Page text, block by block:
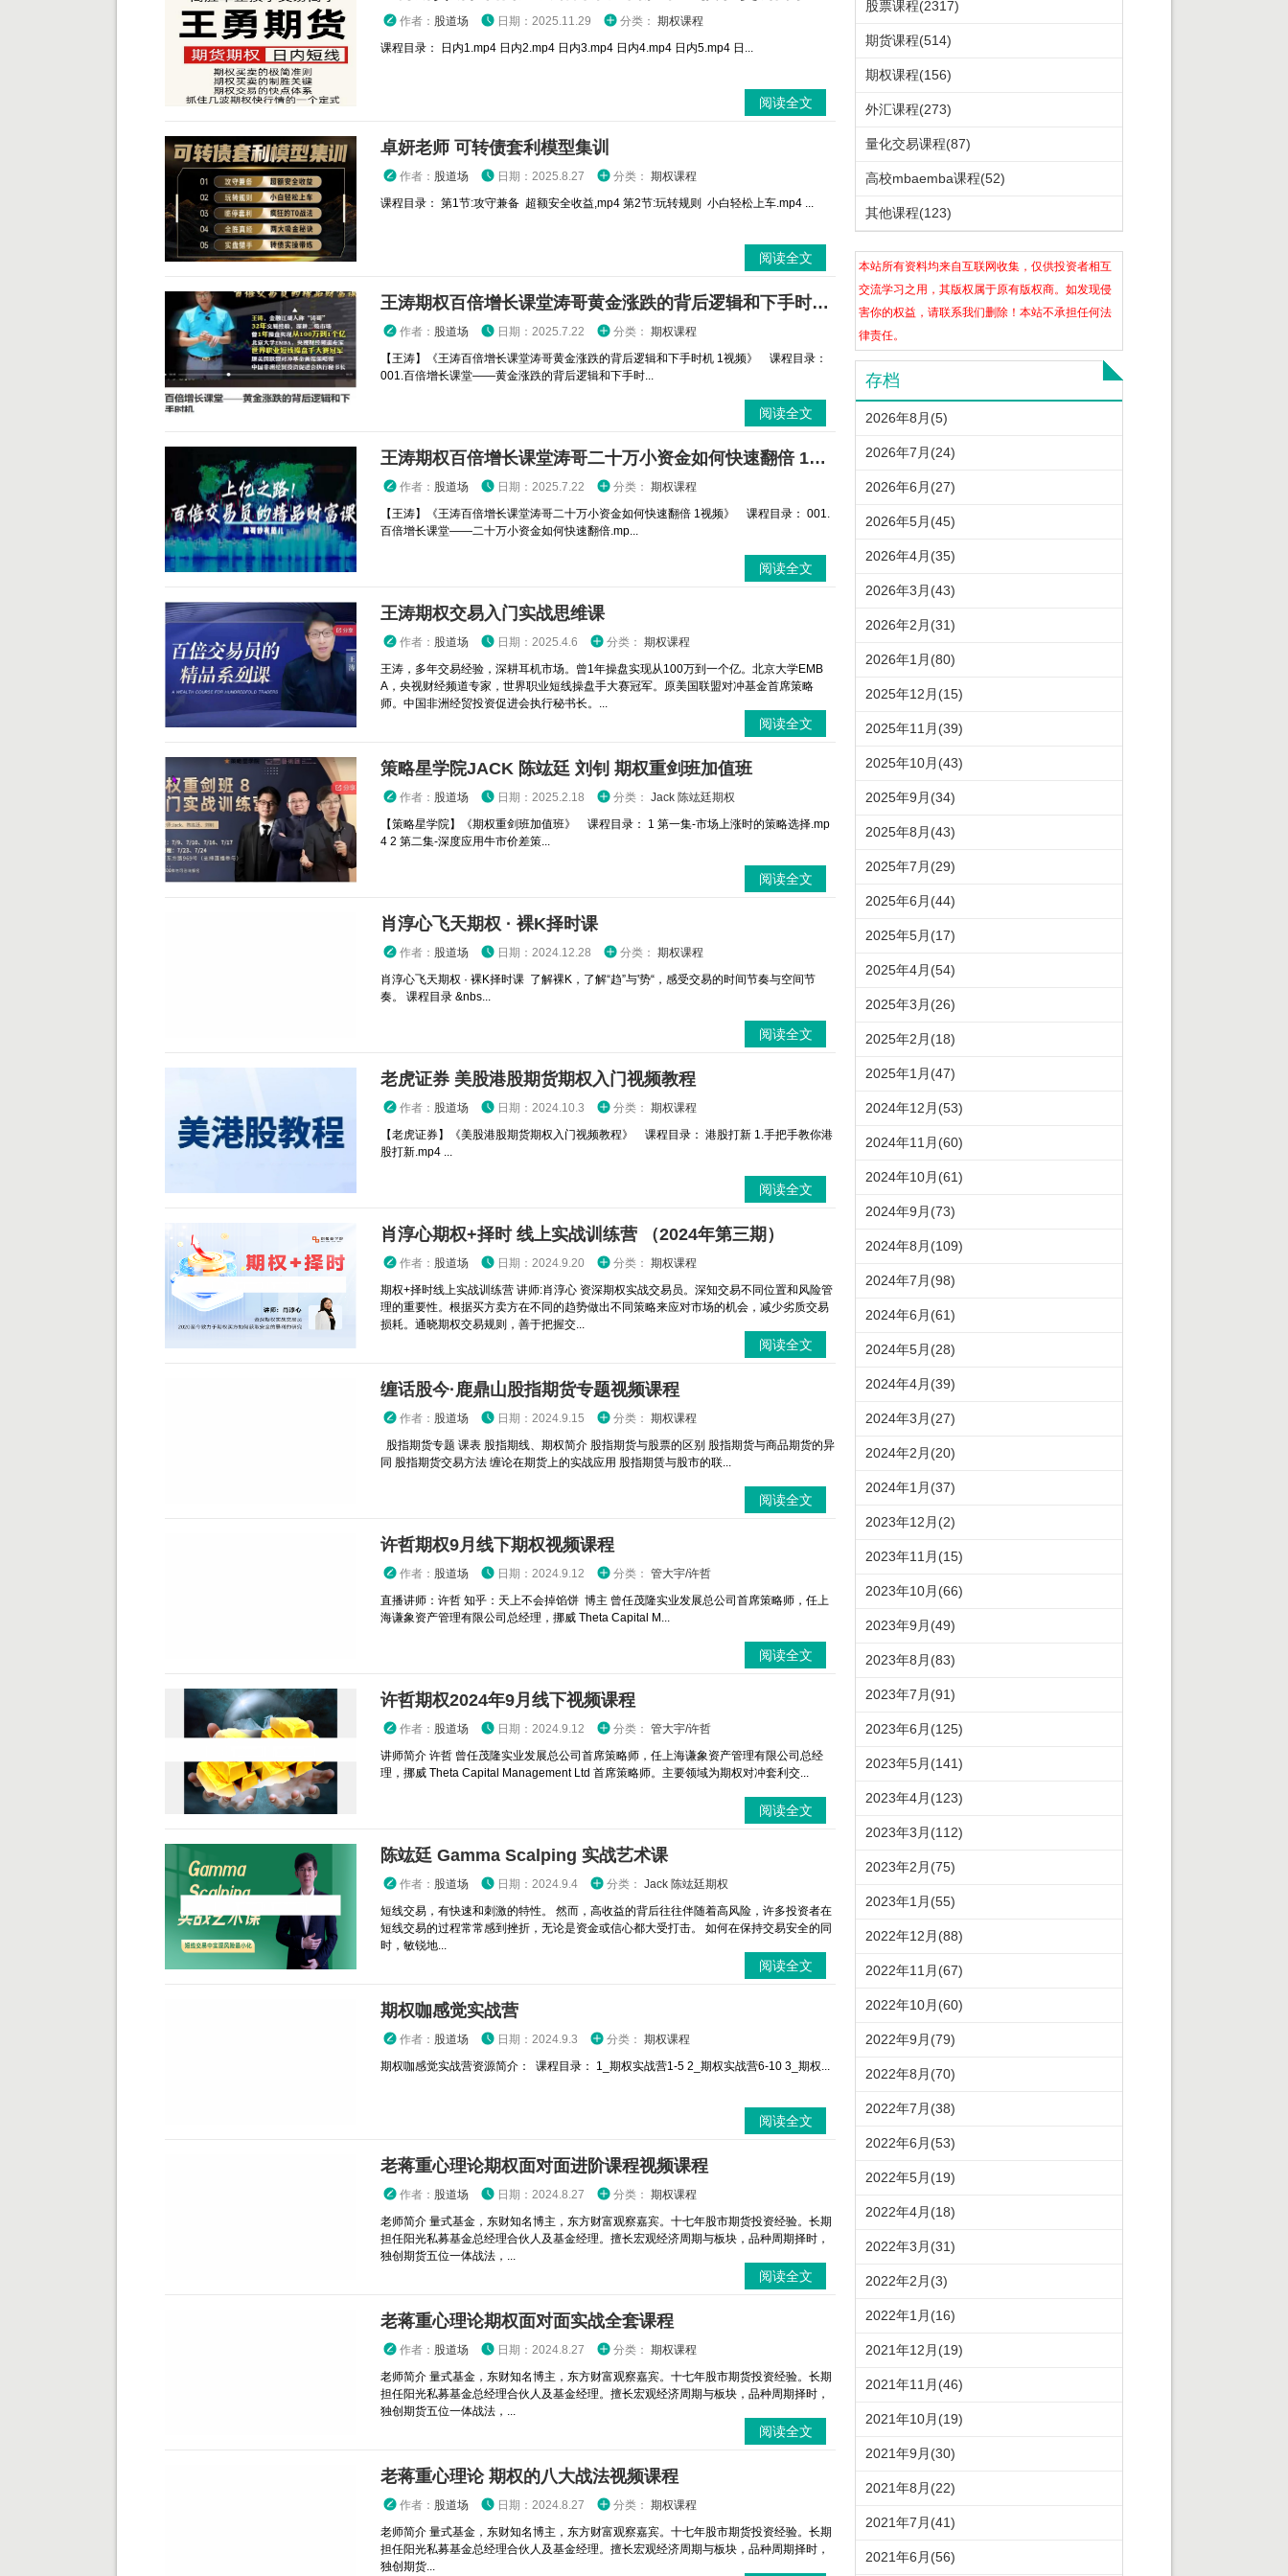
作者： 股道场 日期：2025.11.29 分类： 期权课程
课程目录： 日内1.mp4 日内2.mp4 日内3.mp4 日内4.mp4 日内5.mp4 日...
阅读全文
卓妍老师 可转债套利模型集训
作者： 股道场 日期：2025.8.27 分类： 期权课程
课程目录： 第1节:攻守兼备 超额安全收益,mp4 第2节:玩转规则 小白轻松上车.mp4 ...
阅读全文
王涛期权百倍增长课堂涛哥黄金涨跌的背后逻辑和下手时机 1视频
作者： 股道场 日期：2025.7.22 分类： 期权课程
【王涛】《王涛百倍增长课堂涛哥黄金涨跌的背后逻辑和下手时机 1视频》 课程目录：
001.百倍增长课堂——黄金涨跌的背后逻辑和下手时...
阅读全文
王涛期权百倍增长课堂涛哥二十万小资金如何快速翻倍 1视频
作者： 股道场 日期：2025.7.22 分类： 期权课程
【王涛】《王涛百倍增长课堂涛哥二十万小资金如何快速翻倍 1视频》 课程目录： 001.
百倍增长课堂——二十万小资金如何快速翻倍.mp...
阅读全文
王涛期权交易入门实战思维课
作者： 股道场 日期：2025.4.6 分类： 期权课程
王涛，多年交易经验，深耕耳机市场。曾1年操盘实现从100万到一个亿。北京大学EMB
A，央视财经频道专家，世界职业短线操盘手大赛冠军。原美国联盟对冲基金首席策略
师。中国非洲经贸投资促进会执行秘书长。...
阅读全文
策略星学院JACK 陈竑廷 刘钊 期权重剑班加值班
作者： 股道场 日期：2025.2.18 分类： Jack 陈竑廷期权
【策略星学院】《期权重剑班加值班》 课程目录： 1 第一集-市场上涨时的策略选择.mp
4 2 第二集-深度应用牛市价差策...
阅读全文
肖淳心飞天期权 · 裸K择时课
作者： 股道场 日期：2024.12.28 分类： 期权课程
肖淳心飞天期权 · 裸K择时课 了解裸K，了解“趋”与'势“，感受交易的时间节奏与空间节
奏。 课程目录 &nbs...
阅读全文
老虎证券 美股港股期货期权入门视频教程
作者： 股道场 日期：2024.10.3 分类： 期权课程
【老虎证券】《美股港股期货期权入门视频教程》 课程目录： 港股打新 1.手把手教你港
股打新.mp4 ...
阅读全文
肖淳心期权+择时 线上实战训练营 （2024年第三期）
作者： 股道场 日期：2024.9.20 分类： 期权课程
期权+择时线上实战训练营 讲师:肖淳心 资深期权实战交易员。深知交易不同位置和风险管
理的重要性。根据买方卖方在不同的趋势做出不同策略来应对市场的机会，减少劣质交易
损耗。通晓期权交易规则，善于把握交...
阅读全文
缠话股今·鹿鼎山股指期货专题视频课程
作者： 股道场 日期：2024.9.15 分类： 期权课程
股指期货专题 课表 股指期线、期权简介 股指期货与股票的区别 股指期货与商品期货的异
同 股指期货交易方法 缠论在期货上的实战应用 股指期赁与股市的联...
阅读全文
许哲期权9月线下期权视频课程
作者： 股道场 日期：2024.9.12 分类： 管大宇/许哲
直播讲师：许哲 知乎：天上不会掉馅饼 博主 曾任茂隆实业发展总公司首席策略师，任上
海谦象资产管理有限公司总经理，挪威 Theta Capital M...
阅读全文
许哲期权2024年9月线下视频课程
作者： 股道场 日期：2024.9.12 分类： 管大宇/许哲
讲师简介 许哲 曾任茂隆实业发展总公司首席策略师，任上海谦象资产管理有限公司总经
理，挪威 Theta Capital Management Ltd 首席策略师。主要领域为期权对冲套利交...
阅读全文
陈竑廷 Gamma Scalping 实战艺术课
作者： 股道场 日期：2024.9.4 分类： Jack 陈竑廷期权
短线交易，有快速和刺激的特性。 然而，高收益的背后往往伴随着高风险，许多投资者在
短线交易的过程常常感到挫折，无论是资金或信心都大受打击。 如何在保持交易安全的同
时，敏锐地...
阅读全文
期权咖感觉实战营
作者： 股道场 日期：2024.9.3 分类： 期权课程
期权咖感觉实战营资源简介： 课程目录： 1_期权实战营1-5 2_期权实战营6-10 3_期权...
阅读全文
老蒋重心理论期权面对面进阶课程视频课程
作者： 股道场 日期：2024.8.27 分类： 期权课程
老师简介 量式基金，东财知名博主，东方财富观察嘉宾。十七年股市期货投资经验。长期
担任阳光私募基金总经理合伙人及基金经理。擅长宏观经济周期与板块，品种周期择时，
独创期货五位一体战法，...
阅读全文
老蒋重心理论期权面对面实战全套课程
作者： 股道场 日期：2024.8.27 分类： 期权课程
老师简介 量式基金，东财知名博主，东方财富观察嘉宾。十七年股市期货投资经验。长期
担任阳光私募基金总经理合伙人及基金经理。擅长宏观经济周期与板块，品种周期择时，
独创期货五位一体战法，...
阅读全文
老蒋重心理论 期权的八大战法视频课程
作者： 股道场 日期：2024.8.27 分类： 期权课程
老师简介 量式基金，东财知名博主，东方财富观察嘉宾。十七年股市期货投资经验。长期
担任阳光私募基金总经理合伙人及基金经理。擅长宏观经济周期与板块，品种周期择时，
独创期货...
股票课程(2317)
期货课程(514)
期权课程(156)
外汇课程(273)
量化交易课程(87)
高校mbaemba课程(52)
其他课程(123)
本站所有资料均来自互联网收集，仅供投资者相互
交流学习之用，其版权属于原有版权商。如发现侵
害你的权益，请联系我们删除！本站不承担任何法
律责任。
存档
2026年8月(5)
2026年7月(24)
2026年6月(27)
2026年5月(45)
2026年4月(35)
2026年3月(43)
2026年2月(31)
2026年1月(80)
2025年12月(15)
2025年11月(39)
2025年10月(43)
2025年9月(34)
2025年8月(43)
2025年7月(29)
2025年6月(44)
2025年5月(17)
2025年4月(54)
2025年3月(26)
2025年2月(18)
2025年1月(47)
2024年12月(53)
2024年11月(60)
2024年10月(61)
2024年9月(73)
2024年8月(109)
2024年7月(98)
2024年6月(61)
2024年5月(28)
2024年4月(39)
2024年3月(27)
2024年2月(20)
2024年1月(37)
2023年12月(2)
2023年11月(15)
2023年10月(66)
2023年9月(49)
2023年8月(83)
2023年7月(91)
2023年6月(125)
2023年5月(141)
2023年4月(123)
2023年3月(112)
2023年2月(75)
2023年1月(55)
2022年12月(88)
2022年11月(67)
2022年10月(60)
2022年9月(79)
2022年8月(70)
2022年7月(38)
2022年6月(53)
2022年5月(19)
2022年4月(18)
2022年3月(31)
2022年2月(3)
2022年1月(16)
2021年12月(19)
2021年11月(46)
2021年10月(19)
2021年9月(30)
2021年8月(22)
2021年7月(41)
2021年6月(56)